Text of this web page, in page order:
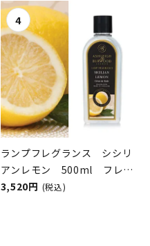
ASHLEIGH&BURWOOD（ア
シュレイアンドバーウッド）
ランプフレグランス シシリ
アンレモン 500ml フレグ
ランスランプ用オイル
3,520円 (税込)